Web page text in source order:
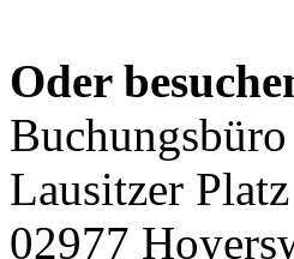
Oder
Buchungsbüro
Lausitzer
02977